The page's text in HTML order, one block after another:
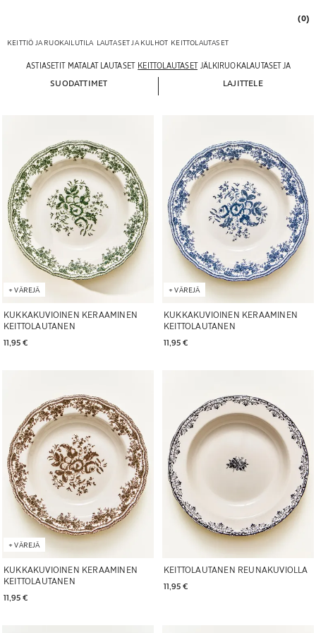
(0)
KEITTIÖ JA RUOKAILUTILA LAUTASET JA KULHOT KEITTOLAUTASET
ASTIASETIT MATALAT LAUTASET KEITTOLAUTASET JÄLKIRUOKALAUTASET JA
SUODATTIMET LAJITTELE
KUKKAKUVIOINEN KERAAMINEN
KEITTOLAUTANEN
11,95 €
+VÄREJÄ
KUKKAKUVIOINEN KERAAMINEN
KEITTOLAUTANEN
11,95 €
+VÄREJÄ
KUKKAKUVIOINEN KERAAMINEN
KEITTOLAUTANEN
11,95 €
+VÄREJÄ
KEITTOLAUTANEN REUNAKUVIOLLA
11,95 €